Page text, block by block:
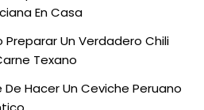
En Casa
Preparar Un Verdadero Chili
Texano
De Hacer Un Ceviche Peruano